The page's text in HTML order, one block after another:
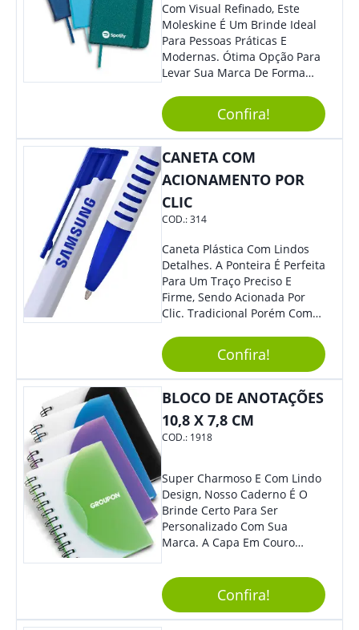
Com Visual Refinado, Este
Moleskine É Um Brinde Ideal
Para Pessoas Práticas E
Modernas. Ótima Opção Para
Levar Sua Marca De Forma
Sua Empresa Em Eventos,
Reuniões Corporativas Ou Até
Mesmo Para Presentear
Colaboradores E Parceiros De
Confira!
CANETA COM
ACIONAMENTO POR
CLIC
COD.:314
Caneta Plástica Com Lindos
Detalhes. A Ponteira É Perfeita
Para Um Traço Preciso E
Firme, Sendo Acionada Por
Clic. Tradicional Porém Com
Toda Diferença.
Confira!
BLOCO DE ANOTAÇÕES
10,8 X 7,8 CM
COD.: 1918
Super Charmoso E Com Lindo
Design, Nosso Caderno É O
Brinde Certo Para Ser
Personalizado Com Sua
Marca. A Capa Em Couro
Elástico Permite Maior
Segurança Ao Carregá-Lo.
Ofereça A Seus Clientes E
Colaboradores, Sem Dúvidas
Confira!